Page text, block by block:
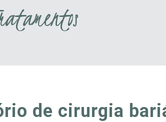
de cirurgia